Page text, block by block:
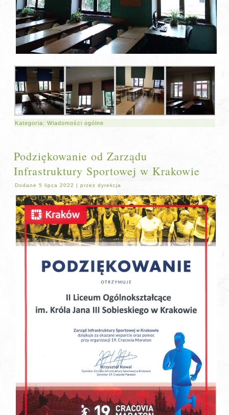
Kategoria:Wiadomości ogólne
Podziękowanie od Zarządu
Infrastruktury Sportowej w Krakowie
Dodane 5 lipca 2022 |przez dyrekcja